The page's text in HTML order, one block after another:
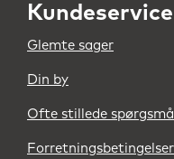
Kundeservice
Glemte sager
Din by
Ofte stillede spørgsmål
Forretningsbetingelser